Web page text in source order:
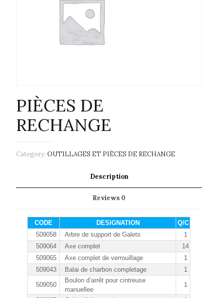
PIÈCES DE
RECHANGE
Category: OUTILLAGES ET PIÈCES DE RECHANGE
Description
Reviews 0
CODE DESIGNATION
Q/C
509058
Arbre de support de Galets
1
509064
Axe complet
14
509065
Axe complet de verrouillage
1
509043
Balai de charbon completage 1
509050
Boulon d’arrêt pour cintreuse
manuellee
1